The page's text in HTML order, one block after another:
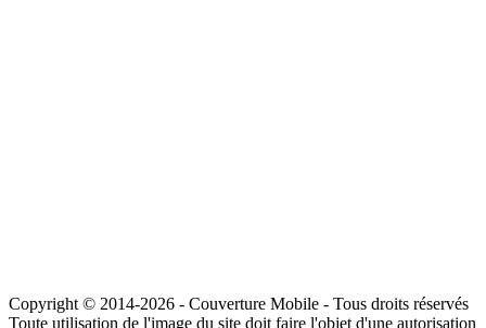
Copyright © 2014-2026 - Couverture Mobile - Tous droits réservés
Toute utilisation de l'image du site doit faire l'objet d'une autorisation